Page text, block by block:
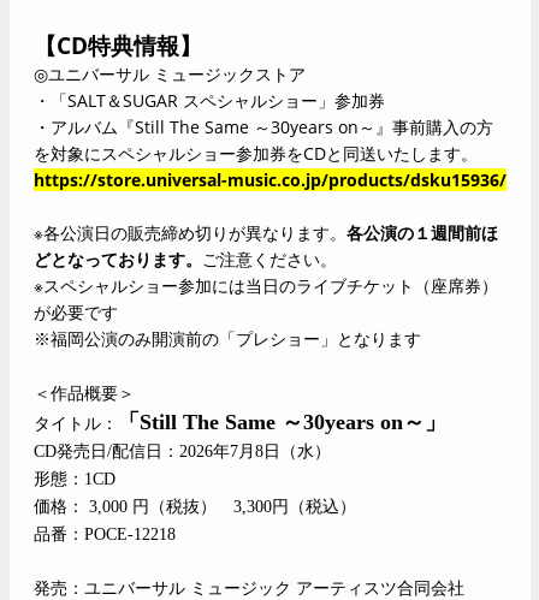
【CD特典情報】
◎ユニバーサル ミュージックストア
・「SALT＆SUGAR スペシャルショー」参加券
・アルバム『Still The Same ～30years on～』事前購入の方
を対象に スペシャルショー参加券をCDと同送いたします。
https://store.universal-music.co.jp/products/dsku15936/
※各公演日の販売締め切りが異なります。 各公演の１週間前ほ
どとなっております。 ご注意ください。
※スペシャルショー参加には当日のライブチケット（座席券）
が必要です
※福岡公演のみ開演前の「プレショー」となります
＜作品概要＞
タイトル：
「Still The Same ～30years on～」
CD発売日/配信日：2026年7月8日（水）
形態：1CD
価格： 3,000 円（税抜） 3,300円（税込）
品番：POCE-12218
発売：ユニバーサル ミュージック アーティスツ合同会社